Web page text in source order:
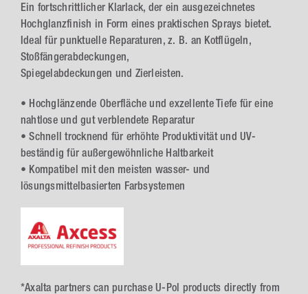
Ein fortschrittlicher Klarlack, der ein ausgezeichnetes
Hochglanzfinish in Form eines praktischen Sprays bietet.
Ideal für punktuelle Reparaturen, z. B. an Kotflügeln,
Stoßfängerabdeckungen,
Spiegelabdeckungen und Zierleisten.
• Hochglänzende Oberfläche und exzellente Tiefe für eine
nahtlose und gut verblendete Reparatur
• Schnell trocknend für erhöhte Produktivität und UV-
beständig für außergewöhnliche Haltbarkeit
• Kompatibel mit den meisten wasser- und
lösungsmittelbasierten Farbsystemen
*Axalta partners can purchase U-Pol products directly from